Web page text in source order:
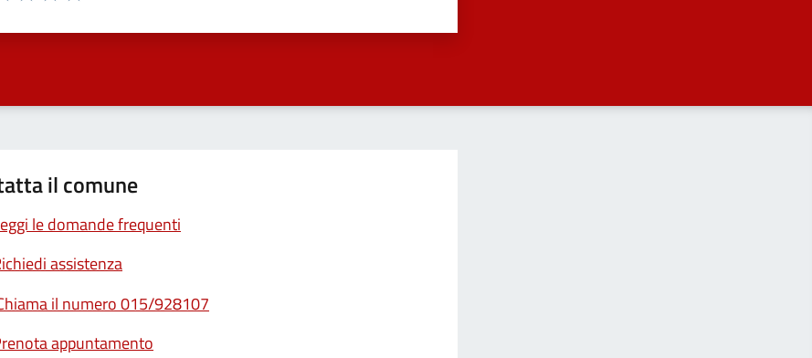
il comune
le domande frequenti
assistenza
il numero 015/928107
appuntamento